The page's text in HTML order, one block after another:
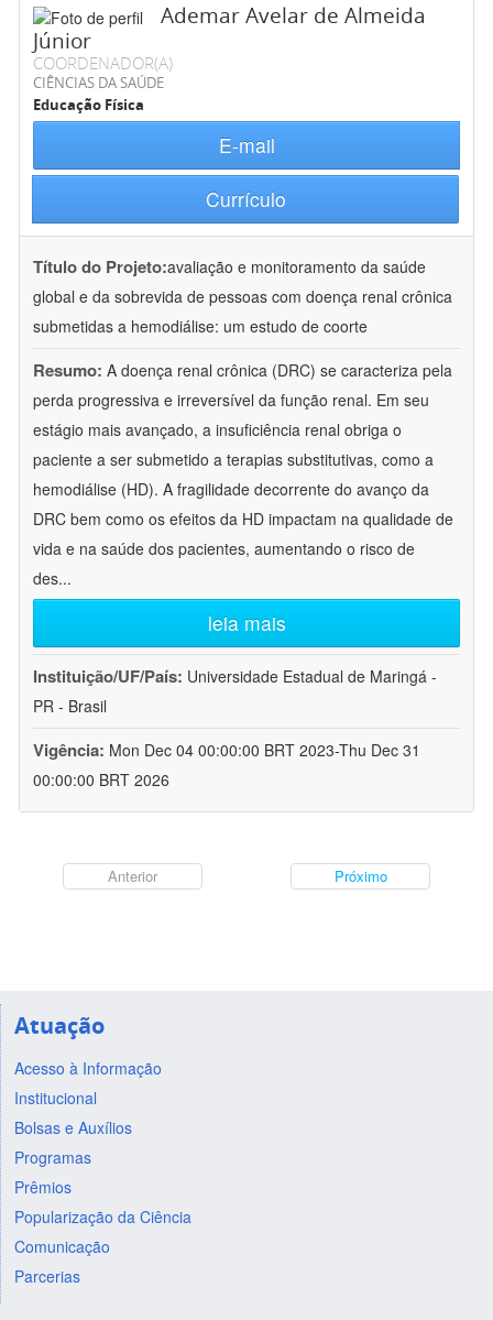
Ademar Avelar de Almeida
Júnior
COORDENADOR(A)
CIÊNCIAS DA SAÚDE
Educação Física
E-mail
Currículo
Título do Projeto:avaliação e monitoramento da saúde
global e da sobrevida de pessoas com doença renal crônica
submetidas a hemodiálise: um estudo de coorte
Resumo: A doença renal crônica (DRC) se caracteriza pela
perda progressiva e irreversível da função renal. Em seu
estágio mais avançado, a insuficiência renal obriga o
paciente a ser submetido a terapias substitutivas, como a
hemodiálise (HD). A fragilidade decorrente do avanço da
DRC bem como os efeitos da HD impactam na qualidade de
vida e na saúde dos pacientes, aumentando o risco de
des...
leia mais
Instituição/UF/País: Universidade Estadual de Maringá -
PR - Brasil
Vigência: Mon Dec 04 00:00:00 BRT 2023-Thu Dec 31
00:00:00 BRT 2026
Anterior Próximo
Atuação
Acesso à Informação
Institucional
Bolsas e Auxílios
Programas
Prêmios
Popularização da Ciência
Comunicação
Parcerias